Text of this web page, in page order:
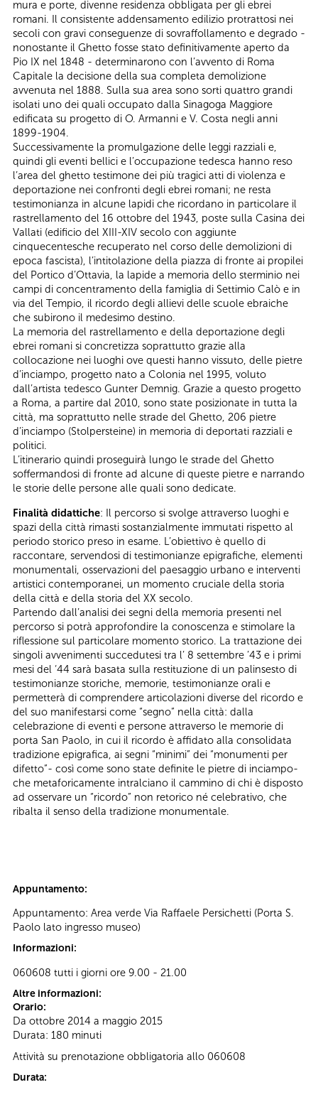
mura e porte, divenne residenza obbligata per gli ebrei
romani. Il consistente addensamento edilizio protrattosi nei
secoli con gravi conseguenze di sovraffollamento e degrado -
nonostante il Ghetto fosse stato definitivamente aperto da
Pio IX nel 1848 - determinarono con l’avvento di Roma
Capitale la decisione della sua completa demolizione
avvenuta nel 1888. Sulla sua area sono sorti quattro grandi
isolati uno dei quali occupato dalla Sinagoga Maggiore
edificata su progetto di O. Armanni e V. Costa negli anni
1899-1904.
Successivamente la promulgazione delle leggi razziali e,
quindi gli eventi bellici e l’occupazione tedesca hanno reso
l’area del ghetto testimone dei più tragici atti di violenza e
deportazione nei confronti degli ebrei romani; ne resta
testimonianza in alcune lapidi che ricordano in particolare il
rastrellamento del 16 ottobre del 1943, poste sulla Casina dei
Vallati (edificio del XIII-XIV secolo con aggiunte
cinquecentesche recuperato nel corso delle demolizioni di
epoca fascista), l’intitolazione della piazza di fronte ai propilei
del Portico d’Ottavia, la lapide a memoria dello sterminio nei
campi di concentramento della famiglia di Settimio Calò e in
via del Tempio, il ricordo degli allievi delle scuole ebraiche
che subirono il medesimo destino.
La memoria del rastrellamento e della deportazione degli
ebrei romani si concretizza soprattutto grazie alla
collocazione nei luoghi ove questi hanno vissuto, delle pietre
d’inciampo, progetto nato a Colonia nel 1995, voluto
dall’artista tedesco Gunter Demnig. Grazie a questo progetto
a Roma, a partire dal 2010, sono state posizionate in tutta la
città, ma soprattutto nelle strade del Ghetto, 206 pietre
d’inciampo (Stolpersteine) in memoria di deportati razziali e
politici.
L’itinerario quindi proseguirà lungo le strade del Ghetto
soffermandosi di fronte ad alcune di queste pietre e narrando
le storie delle persone alle quali sono dedicate.
Finalità didattiche: Il percorso si svolge attraverso luoghi e
spazi della città rimasti sostanzialmente immutati rispetto al
periodo storico preso in esame. L’obiettivo è quello di
raccontare, servendosi di testimonianze epigrafiche, elementi
monumentali, osservazioni del paesaggio urbano e interventi
artistici contemporanei, un momento cruciale della storia
della città e della storia del XX secolo.
Partendo dall’analisi dei segni della memoria presenti nel
percorso si potrà approfondire la conoscenza e stimolare la
riflessione sul particolare momento storico. La trattazione dei
singoli avvenimenti succedutesi tra l’ 8 settembre ’43 e i primi
mesi del ‘44 sarà basata sulla restituzione di un palinsesto di
testimonianze storiche, memorie, testimonianze orali e
permetterà di comprendere articolazioni diverse del ricordo e
del suo manifestarsi come “segno” nella città: dalla
celebrazione di eventi e persone attraverso le memorie di
porta San Paolo, in cui il ricordo è affidato alla consolidata
tradizione epigrafica, ai segni “minimi” dei “monumenti per
difetto”- così come sono state definite le pietre di inciampo-
che metaforicamente intralciano il cammino di chi è disposto
ad osservare un “ricordo” non retorico né celebrativo, che
ribalta il senso della tradizione monumentale.
Appuntamento:
Appuntamento: Area verde Via Raffaele Persichetti (Porta S.
Paolo lato ingresso museo)
Informazioni:
060608 tutti i giorni ore 9.00 - 21.00
Altre informazioni:
Orario:
Da ottobre 2014 a maggio 2015
Durata: 180 minuti
Attività su prenotazione obbligatoria allo 060608
Durata: